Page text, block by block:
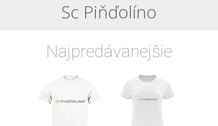
Sc Piňďolíno
Najpredávanejšie